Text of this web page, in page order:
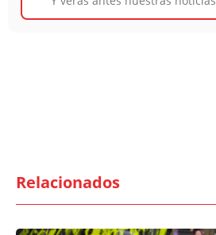
Relacionados